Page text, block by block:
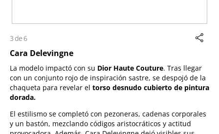
3 de 6
Cara Delevingne
La modelo impactó con su Dior Haute Couture. Tras llegar
con un conjunto rojo de inspiración sastre, se despojó de la
chaqueta para revelar el torso desnudo cubierto de pintura
dorada.
El estilismo se completó con pezoneras, cadenas corporales
y un bastón, mezclando códigos aristocráticos y actitud